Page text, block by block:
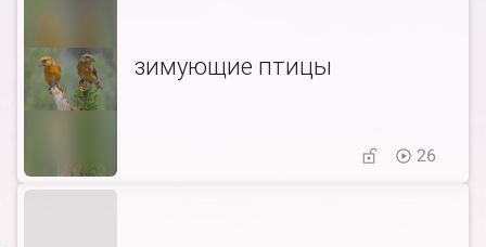
зимующие птицы
26